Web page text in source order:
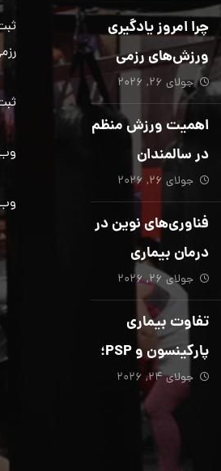
چرا امروز یادگیری
ورزش‌های رزمی
بیش از هر زمان
دیگری ضروری
است؟
جولای ۲۶, ۲۰۲۶
اهمیت ورزش منظم
در سالمندان
جولای ۲۶, ۲۰۲۶
فناوری‌های نوین در
درمان بیماری
پارکینسون؛ از هوش
مصنوعی تا تحریک
عمقی مغز
جولای ۲۶, ۲۰۲۶
تفاوت بیماری
پارکینسون و PSP؛
از تشخیص تا
توانبخشی تخصصی
در منزل_بخش پنجم
جولای ۲۴, ۲۰۲۶